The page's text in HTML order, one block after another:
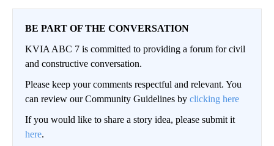
BE PART OF THE CONVERSATION
KVIA ABC 7 is committed to providing a forum for civil
and constructive conversation.
Please keep your comments respectful and relevant. You
can review our Community Guidelines by clicking here
If you would like to share a story idea, please submit it
here.